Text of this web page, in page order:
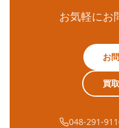
お気軽にお
お
買
048-291-